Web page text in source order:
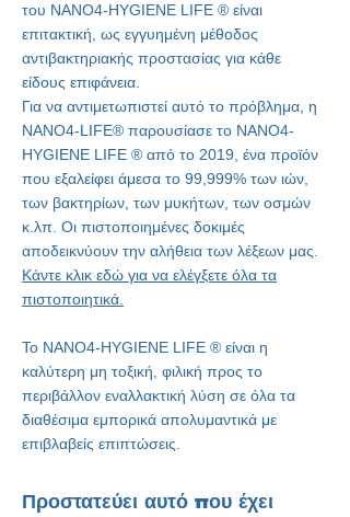
του NANO4-HYGIENE LIFE ® είναι
επιτακτική, ως εγγυημένη μέθοδος
αντιβακτηριακής προστασίας για κάθε
είδους επιφάνεια.
Για να αντιμετωπιστεί αυτό το πρόβλημα, η
NANO4-LIFE® παρουσίασε το NANO4-
HYGIENE LIFE ® από το 2019, ένα προϊόν
που εξαλείφει άμεσα το 99,999% των ιών,
των βακτηρίων, των μυκήτων, των οσμών
κ.λπ. Οι πιστοποιημένες δοκιμές
αποδεικνύουν την αλήθεια των λέξεων μας.
Κάντε κλικ εδώ για να ελέγξετε όλα τα
πιστοποιητικά.
Το NANO4-HYGIENE LIFE ® είναι η
καλύτερη μη τοξική, φιλική προς το
περιβάλλον εναλλακτική λύση σε όλα τα
διαθέσιμα εμπορικά απολυμαντικά με
επιβλαβείς επιπτώσεις.
Προστατεύει αυτό που έχει